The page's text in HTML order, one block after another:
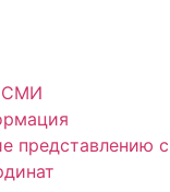
СМИ
представлению с